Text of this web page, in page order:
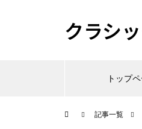
クラシ
トップ
記事一覧